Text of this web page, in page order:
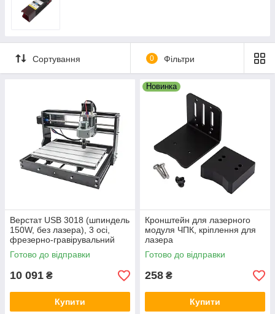
Сортування 0 Фільтри
Верстат USB 3018 (шпиндель
150W, без лазера), 3 осі,
фрезерно-гравірувальний
Готово до відправки
10 091 ₴
Купити
Новинка
Кронштейн для лазерного
модуля ЧПК, кріплення для
лазера
Готово до відправки
258 ₴
Купити